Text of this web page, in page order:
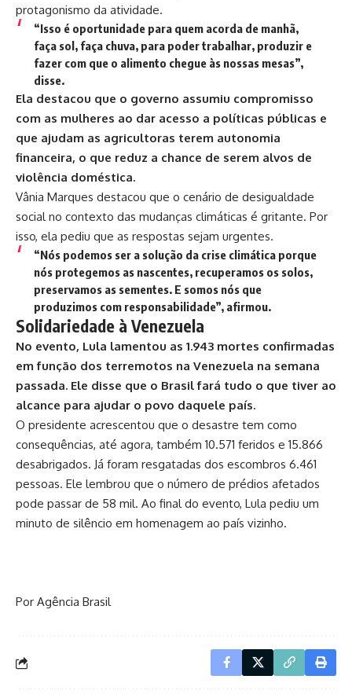
protagonismo da atividade.
“Isso é oportunidade para quem acorda de manhã,
faça sol, faça chuva, para poder trabalhar, produzir e
fazer com que o alimento chegue às nossas mesas”,
disse.
Ela destacou que o governo assumiu compromisso
com as mulheres ao dar acesso a políticas públicas e
que ajudam as agricultoras terem autonomia
financeira, o que reduz a chance de serem alvos de
violência doméstica.
Vânia Marques destacou que o cenário de desigualdade
social no contexto das mudanças climáticas é gritante. Por
isso, ela pediu que as respostas sejam urgentes.
“Nós podemos ser a solução da crise climática porque
nós protegemos as nascentes, recuperamos os solos,
preservamos as sementes. E somos nós que
produzimos com responsabilidade”, afirmou.
Solidariedade à Venezuela
No evento, Lula lamentou as 1.943 mortes confirmadas
emfunção dos terremotos na Venezuela na semana
passada. Ele disse que o Brasil fará tudo o que tiver ao
alcance para ajudar o povo daquele país.
O presidente acrescentou que o desastre tem como
consequências, até agora, também 10.571 feridos e 15.866
desabrigados. Já foram resgatadas dos escombros 6.461
pessoas. Ele lembrou que o número de prédios afetados
pode passar de 58 mil. Ao final do evento, Lula pediu um
minuto de silêncio em homenagem ao país vizinho.
Por Agência Brasil